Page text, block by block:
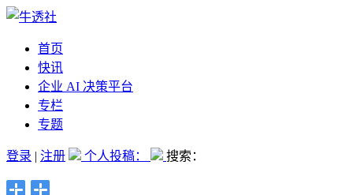
首页
快讯
企业 AI 决策平台
专栏
专题
登录 | 注册 个人投稿： 搜索：